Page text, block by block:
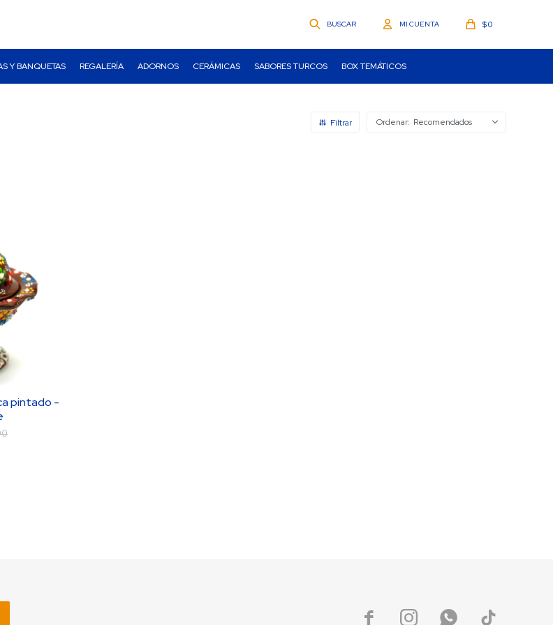
Y BANQUETAS REGALERÍA ADORNOS CERÁMICAS SABORES TURCOS BOX TEMÁTICOS
$0
Recomendados
pintado -
   